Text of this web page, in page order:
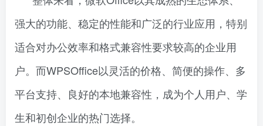
强大的功能、稳定的性能和广泛的行业应用，特别
适合对办公效率和格式兼容性要求较高的企业用
户。而WPSOffice以灵活的价格、简便的操作、多
平台支持、良好的本地兼容性，成为个人用户、学
生和初创企业的热门选择。